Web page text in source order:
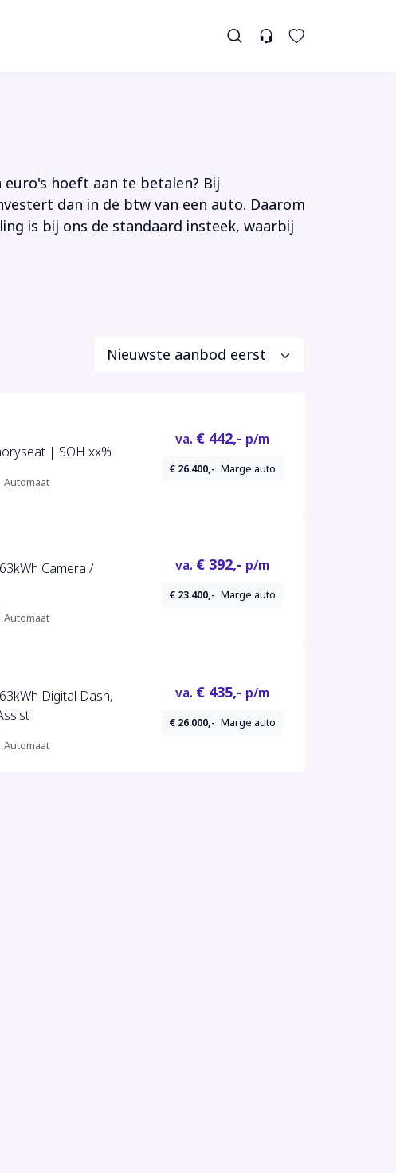
hoeft aan te betalen? Bij
dan in de btw van een auto. Daarom
is bij ons de standaard insteek, waarbij
| SOH xx%
Automaat
va. € 442,- p/m
€ 26.400,- Marge auto
Camera /
Automaat
va. € 392,- p/m
€ 23.400,- Marge auto
Digital Dash,
Automaat
va. € 435,- p/m
€ 26.000,- Marge auto